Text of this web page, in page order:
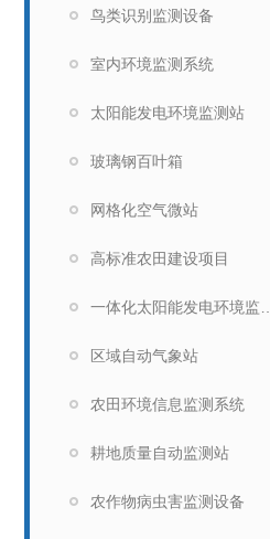
鸟类识别监测设备
室内环境监测系统
太阳能发电环境监测站
玻璃钢百叶箱
网格化空气微站
高标准农田建设项目
区域自动气象站
农田环境信息监测系统
耕地质量自动监测站
农作物病虫害监测设备